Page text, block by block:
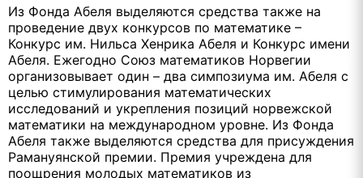
Из Фонда Абеля выделяются средства также на
проведение двух конкурсов по математике –
Конкурс им. Нильса Хенрика Абеля и Конкурс имени
Абеля. Ежегодно Союз математиков Норвегии
организовывает один – два симпозиума им. Абеля с
целью стимулирования математических
исследований и укрепления позиций норвежской
математики на международном уровне. Из Фонда
Абеля также выделяются средства для присуждения
Рамануянской премии. Премия учреждена для
поощрения молодых математиков из